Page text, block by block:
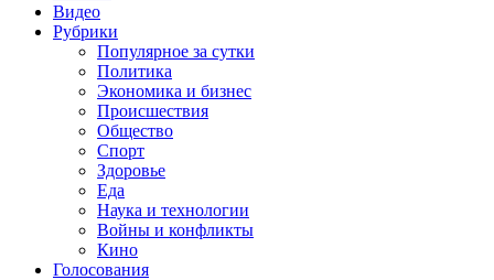
Видео
Рубрики
Популярное за сутки
Политика
Экономика и бизнес
Происшествия
Общество
Спорт
Здоровье
Еда
Наука и технологии
Войны и конфликты
Кино
Голосования